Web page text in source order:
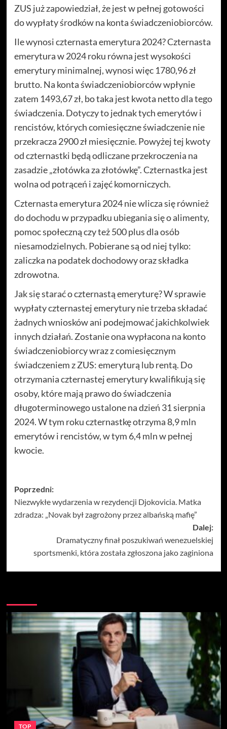
ZUS już zapowiedział, że jest w pełnej gotowości
do wypłaty środków na konta świadczeniobiorców.
Ile wynosi czternasta emerytura 2024? Czternasta
emerytura w 2024 roku równa jest wysokości
emerytury minimalnej, wynosi więc 1780,96 zł
brutto. Na konta świadczeniobiorców wpłynie
zatem 1493,67 zł, bo taka jest kwota netto dla tego
świadczenia. Dotyczy to jednak tych emerytów i
rencistów, których comiesięczne świadczenie nie
przekracza 2900 zł miesięcznie. Powyżej tej kwoty
od czternastki będą odliczane przekroczenia na
zasadzie „złotówka za złotówkę”. Czternastka jest
wolna od potrąceń i zajęć komorniczych.
Czternasta emerytura 2024 nie wlicza się również
do dochodu w przypadku ubiegania się o alimenty,
pomoc społeczną czy też 500 plus dla osób
niesamodzielnych. Pobierane są od niej tylko:
zaliczka na podatek dochodowy oraz składka
zdrowotna.
Jak się starać o czternastą emeryturę? W sprawie
wypłaty czternastej emerytury nie trzeba składać
żadnych wniosków ani podejmować jakichkolwiek
innych działań. Zostanie ona wypłacona na konto
świadczeniobiorcy wraz z comiesięcznym
świadczeniem z ZUS: emeryturą lub rentą. Do
otrzymania czternastej emerytury kwalifikują się
osoby, które mają prawo do świadczenia
długoterminowego ustalone na dzień 31 sierpnia
2024. W tym roku czternastkę otrzyma 8,9 mln
emerytów i rencistów, w tym 6,4 mln w pełnej
kwocie.
Zobacz
wpisy
Poprzedni:
Niezwykłe wydarzenia w rezydencji Djokovicia. Matka
zdradza: „Novak był zagrożony przez albańską mafię”
Dalej:
Dramatyczny finał poszukiwań wenezuelskiej
sportsmenki, która została zgłoszona jako zaginiona
TOP